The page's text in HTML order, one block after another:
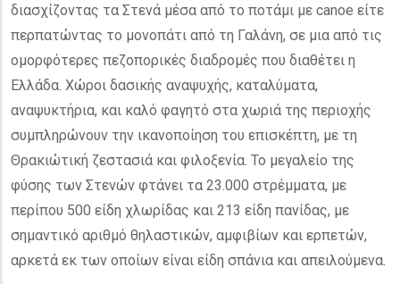
διασχίζοντας τα Στενά μέσα από το ποτάμι με canoe είτε
περπατώντας το μονοπάτι από τη Γαλάνη, σε μια από τις
ομορφότερες πεζοπορικές διαδρομές που διαθέτει η
Ελλάδα. Χώροι δασικής αναψυχής, καταλύματα,
αναψυκτήρια, και καλό φαγητό στα χωριά της περιοχής
συμπληρώνουν την ικανοποίηση του επισκέπτη, με τη
Θρακιώτική ζεστασιά και φιλοξενία. Το μεγαλείο της
φύσης των Στενών φτάνει τα 23.000 στρέμματα, με
περίπου 500 είδη χλωρίδας και 213 είδη πανίδας, με
σημαντικό αριθμό θηλαστικών, αμφιβίων και ερπετών,
αρκετά εκ των οποίων είναι είδη σπάνια και απειλούμενα.